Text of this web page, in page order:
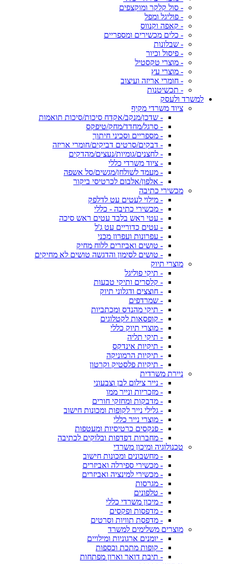
- סול קלקר ומוקצפים
- פוליגל ומפל
- קאפה וקנווס
- כלים מכשירים ומספריים
- שבלונות
- פיסול וכיור
- מוצרי טקסטיל
- מוצרי עץ
- חומרי אריזה ועיצוב
- תכשיטנות
למשרד ולעסק
ציוד משרדי מקיף
- שדכן/מנקב/אקדח סיכות/סיכות תואמות
- סרגל/מחדד/מחק/טיפקס
- מספריים וסכיני חיתוך
- דבקים/סרטים דביקים/חומרי אריזה
- לחצנים/גומיות/נעצים/מהדקים
- ציוד משרדי כללי
- מעמד לשולחן/מגשים/סל אשפה
- אלפון/אלבום לכרטיסי ביקור
מכשירי כתיבה
- מילוי לעטים עט לדלפק
- מכשירי כתיבה - כללי
- עטי ראש בלבד עטים ראש סיכה
- עטים כדוריים עט ג'ל
- עפרונות ועפרון מכני
- טושים ואביזרים ללוח מחיק
- טושים לסימון והדגשה טושים לא מחיקים
מוצרי תיוק
- תיקי פוליגל
- קלסרים ותיקי טבעות
- חוצצים ודגלוני תיוק
- שמרדפים
- תיקי מהנדס ומכתביות
- קופסאות לקטלוגים
- מוצרי תיוק כללי
- תיקי תליה
- תיקיות אינדקס
- תיקיות הרמוניקה
- תיקיות פלסטיק וקרטון
ניירת משרדית
- נייר צילום לבן וצבעוני
- מזכריות ונייר ממו
- מדבקות ומחזקי חורים
- גלילי נייר לקופות ומכונות חישוב
- מוצרי נייר כללי
- פנקסים כרטיסיות ומעטפות
- מחברות דפדפות ובלוקים לכתיבה
טכנולוגיה ומיכון משרדי
- מחשבונים ומכונות חישוב
- מכשירי ספירלה ואביזרים
- מכשירי למינציה ואביזרים
- מגרסות
- טלפונים
- מיכון משרדי כללי
- מדפסות ופקסים
- מדפסת תוויות וסרטים
מוצרים משלימים למשרד
- יומנים ארגוניות ומילויים
- קופות מתכת וכספות
- תיבת דואר וארון מפתחות